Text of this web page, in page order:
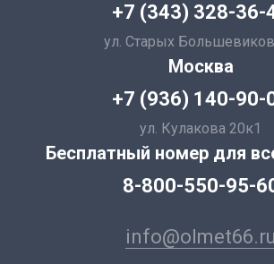
+7 (343) 328-36-
ул. Старых
Москва
+7 (936) 140-90-
ул. Кулакова 20к1
Бесплатный номер для
8-800-550-95-
info@olmet66.ru